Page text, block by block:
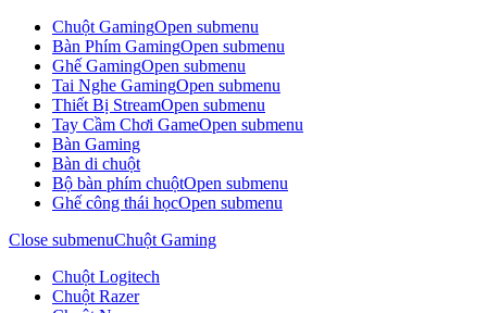
Chuột GamingOpen submenu
Bàn Phím GamingOpen submenu
Ghế GamingOpen submenu
Tai Nghe GamingOpen submenu
Thiết Bị StreamOpen submenu
Tay Cầm Chơi GameOpen submenu
Bàn Gaming
Bàn di chuột
Bộ bàn phím chuộtOpen submenu
Ghế công thái họcOpen submenu
Close submenuChuột Gaming
Chuột Logitech
Chuột Razer